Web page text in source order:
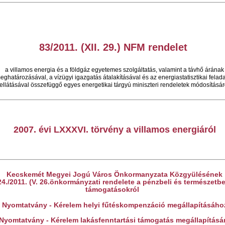
83/2011. (XII. 29.) NFM rendelet
a villamos energia és a földgáz egyetemes szolgáltatás, valamint a távhő árának
a vízügyi igazgatás átalakításával és az energiastatisztikai
ellátásával összefüggő egyes energetikai tárgyú miniszteri rendeletek
2007. évi LXXXVI. törvény a villamos energiáról
Kecskemét Megyei Jogú Város Önkormanyzata Közgyülésének
2011. (V. 26.önkormányzati rendelete a pénzbeli és
támogatásokról
Nyomtatvány - Kérelem helyi fűtéskompenzáció
- Kérelem lakásfenntartási támogatás